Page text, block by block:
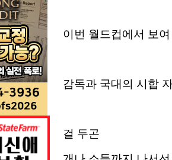
이번 월드컵에서 보
감독과 국대의 시합
걸 두곤